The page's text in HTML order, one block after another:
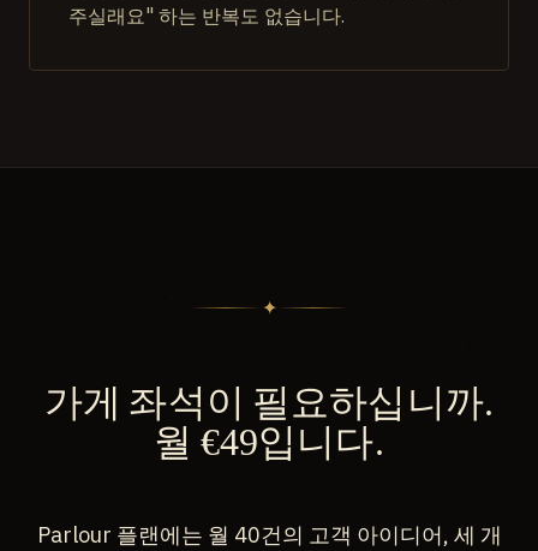
주실래요" 하는 반복도 없습니다.
✦
가게 좌석이 필요하십니까.
월 €49입니다.
Parlour 플랜에는 월 40건의 고객 아이디어, 세 개